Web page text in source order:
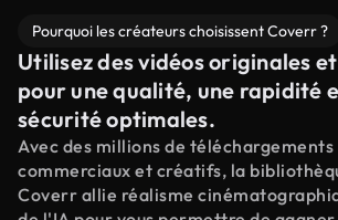
Pourquoi les créateurs choisissent Coverr ?
Utilisez des vidéos originales
pour une qualité, une rapidité
sécurité optimales.
Avec des millions de
commerciaux et créatifs, la
Coverr allie réalisme